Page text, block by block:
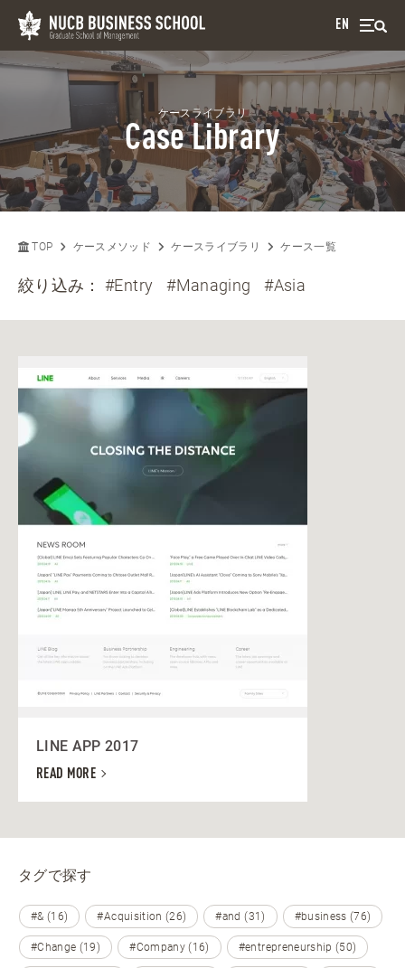
EN
ケースライブラリ
Case Library
TOP ケースメソッド ケースライブラリ ケース一覧
絞り込み：#Entry #Managing #Asia
LINE APP 2017
READ MORE
タグで探す
#& (16) #Acquisition (26) #and (31) #business (76)
#Change (19) #Company (16) #entrepreneurship (50)